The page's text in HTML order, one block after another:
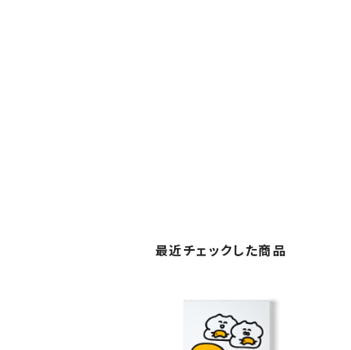
最近チェックした商品